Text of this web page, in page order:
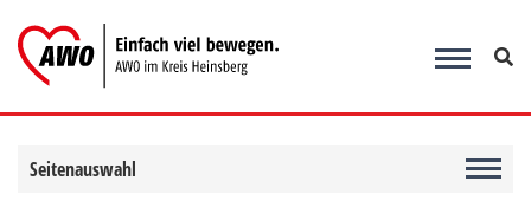
Inhalt
springen
Seitenauswahl